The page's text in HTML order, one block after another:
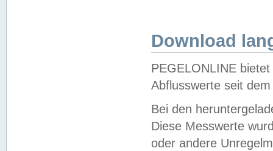
Download
PEGELONLINE
Abflusswerte seit
Bei den
Diese Messwerte
oder andere